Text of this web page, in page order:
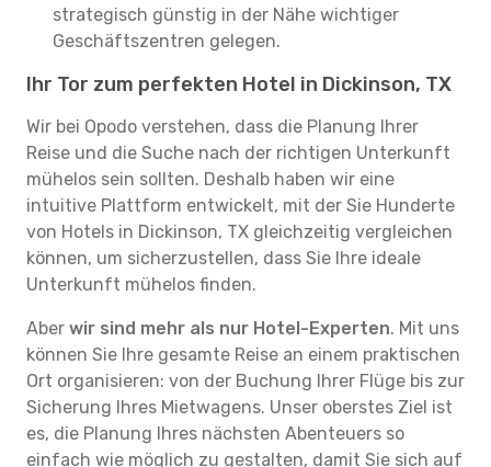
strategisch günstig in der Nähe wichtiger
Geschäftszentren gelegen.
Ihr Tor zum perfekten Hotel in Dickinson, TX
Wir bei Opodo verstehen, dass die Planung Ihrer
Reise und die Suche nach der richtigen Unterkunft
mühelos sein sollten. Deshalb haben wir eine
intuitive Plattform entwickelt, mit der Sie Hunderte
von Hotels in Dickinson, TX gleichzeitig vergleichen
können, um sicherzustellen, dass Sie Ihre ideale
Unterkunft mühelos finden.
Aber wir sind mehr als nur Hotel-Experten. Mit uns
können Sie Ihre gesamte Reise an einem praktischen
Ort organisieren: von der Buchung Ihrer Flüge bis zur
Sicherung Ihres Mietwagens. Unser oberstes Ziel ist
es, die Planung Ihres nächsten Abenteuers so
einfach wie möglich zu gestalten, damit Sie sich auf